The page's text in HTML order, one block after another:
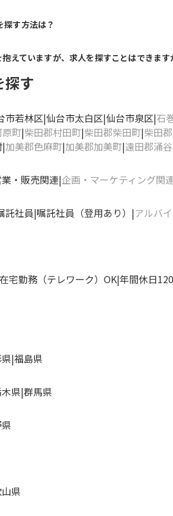
す方法は？
えていますが、求人を探すことはできます
探す
市若林区 仙台市太白区 仙台市泉区 石
町 柴田郡村田町 柴田郡柴田町 柴田
加美郡色麻町 加美郡加美町 遠田郡涌
業・販売関連 企画・マーケティング関
託社員 嘱託社員（登用あり） アルバ
在宅勤務（テレワーク）OK 年間休日
福島県
県 群馬県
県